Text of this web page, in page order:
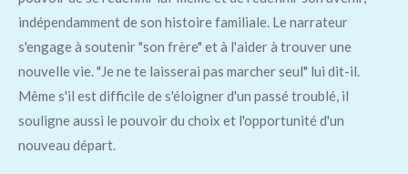
indépendamment de son histoire familiale. Le narrateur
s'engage à soutenir "son frère" et à l'aider à trouver une
nouvelle vie. "Je ne te laisserai pas marcher seul" lui dit-il.
Même s'il est difficile de s'éloigner d'un passé troublé, il
souligne aussi le pouvoir du choix et l'opportunité d'un
nouveau départ.